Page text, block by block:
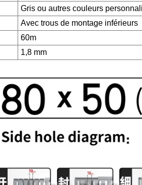
Gris ou autres couleurs
Avec trous de montage inférieurs
60m
1,8 mm